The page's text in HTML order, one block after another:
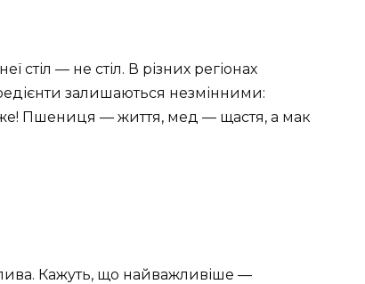
стіл — не стіл. В різних регіонах
залишаються незмінними:
Пшениця — життя, мед — щастя, а мак
Кажуть, що найважливіше —